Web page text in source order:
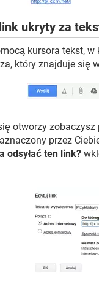
ukryty za
kursora tekst,
który znajduje się
otworzy
przez
odsyłać ten link?